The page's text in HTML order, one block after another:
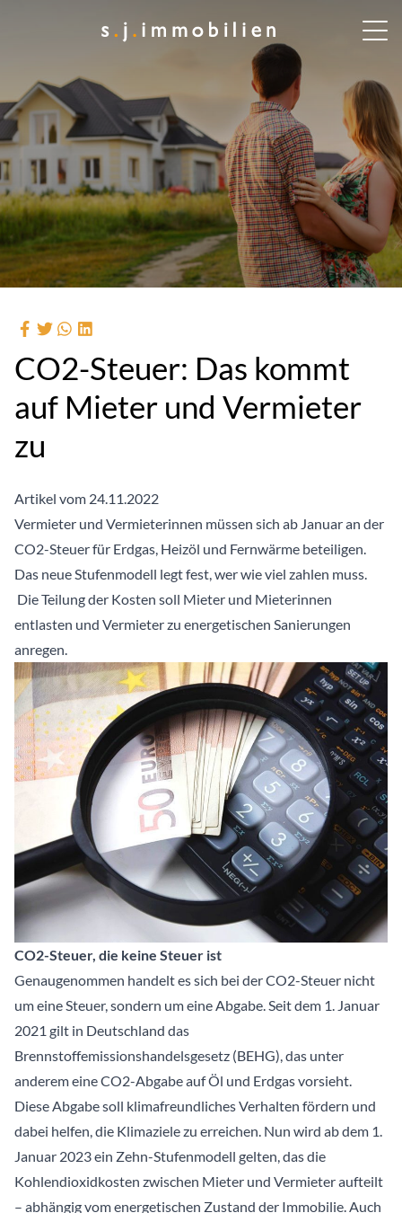
CO2-Steuer: Das kommt
auf Mieter und Vermieter
zu
Artikel vom 24.11.2022
Vermieter und Vermieterinnen müssen sich ab Januar an der
CO2-Steuer für Erdgas, Heizöl und Fernwärme beteiligen.
Das neue Stufenmodell legt fest, wer wie viel zahlen muss.
Die Teilung der Kosten soll Mieter und Mieterinnen
entlasten und Vermieter zu energetischen Sanierungen
anregen.
CO2-Steuer, die keine Steuer ist
Genaugenommen handelt es sich bei der CO2-Steuer nicht
um eine Steuer, sondern um eine Abgabe. Seit dem 1. Januar
2021 gilt in Deutschland das
Brennstoffemissionshandelsgesetz (BEHG), das unter
anderem eine CO2-Abgabe auf Öl und Erdgas vorsieht.
Diese Abgabe soll klimafreundliches Verhalten fördern und
dabei helfen, die Klimaziele zu erreichen. Nun wird ab dem 1.
Januar 2023 ein Zehn-Stufenmodell gelten, das die
Kohlendioxidkosten zwischen Mieter und Vermieter aufteilt
– abhängig vom energetischen Zustand der Immobilie. Auch